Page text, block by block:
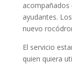
acompañados
ayudantes.
nuevo
El servicio
quien quiera